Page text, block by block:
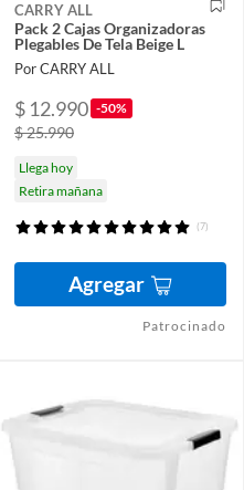
CARRY ALL
Pack 2 Cajas Organizadoras
Plegables De Tela Beige L
Por CARRY ALL
$ 12.990 -50%
$ 25.990
Llega hoy
Retira mañana
(7)
Agregar
Patrocinado